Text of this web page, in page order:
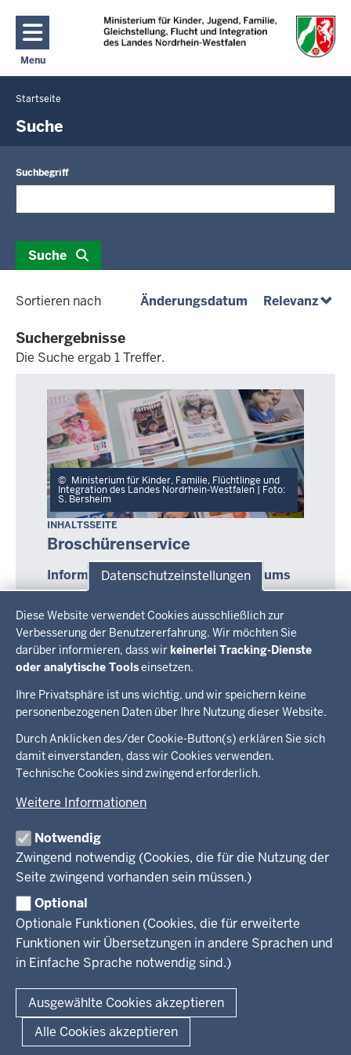
Datenschutzeinstellungen
Diese Website verwendet Cookies ausschließlich zur
Verbesserung der Benutzererfahrung. Wir möchten Sie
darüber informieren, dass wirkeinerlei Tracking-Dienste
oder analytische Toolseinsetzen.
Ihre Privatsphäre ist uns wichtig, und wir speichern keine
personenbezogenen Daten über Ihre Nutzung dieser Website.
Durch Anklicken des/der Cookie-Button(s) erklären Sie sich
damit einverstanden, dass wir Cookies verwenden.
Technische Cookies sind zwingend erforderlich.
Weitere Informationen
Notwendig
Zwingend notwendig (Cookies, die für die Nutzung der
Seite zwingend vorhanden sein müssen.)
Optional
Optionale Funktionen (Cookies, die für erweiterte
Funktionen wir Übersetzungen in andere Sprachen und
in Einfache Sprache notwendig sind.)
Ausgewählte Cookies akzeptieren
Alle Cookies akzeptieren
Direkt zum Inhalt
Menu
Navigation aktivieren/deaktivieren: Hauptmenü
Sie
befinden
Startseite
Suche
Suchbegriff
Suche
Sortieren nach Änderungsdatum (absteigend)
Relevanz
Suchergebnisse
Die Suche ergab 1 Treffer.
Suche
Treffer.
Ministerium für Kinder, Familie, Flüchtlinge und
Integration des Landes Nordrhein-Westfalen | Foto:
S. Bersheim
INHALTSSEITE
Broschürenservice
Informationsmaterial des Ministeriums
Hier können Sie Publikationen des Ministeriums
bestellen oder als PDF-Dokument herunterladen.
Die meisten Broschüren erhalten Sie kostenlos.
Sollte eine Publikation kostenpflichtig sein, so ist
der Preis im Beschreibungstext vermerkt. Geben
Inhalte
Im Überblick
Inhalt
in
der
Fußzeile
Menü
Ministerium
Kinder
Jugend
Familie
LSBTIQ*
Gleichstellung
Flucht
Presse
Pressemitteilungen
Pressekontakt
Fotos
RSS-Feeds
Service
Broschürenservice
Bibliothek
Newsletter
Geschützter Kontakt
Landesportal NRW
Anfahrt
#WTFuture
Fußzeile
Seitenübersicht Kontakt Datenschutz